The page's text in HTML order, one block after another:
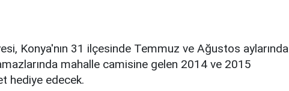
Konya'nın 31 ilçesinde Temmuz ve Ağustos aylarında
mahalle camisine gelen 2014 ve 2015
hediye edecek.